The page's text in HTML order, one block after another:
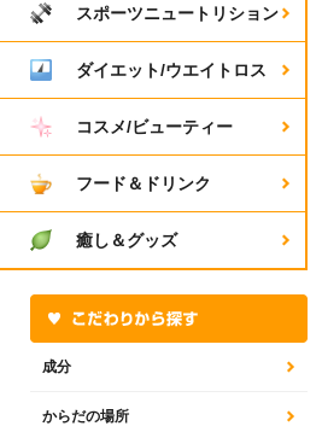
スポーツニュートリション
ダイエット/ウエイトロス
コスメ/ビューティー
フード＆ドリンク
癒し＆グッズ
成分
からだの場所